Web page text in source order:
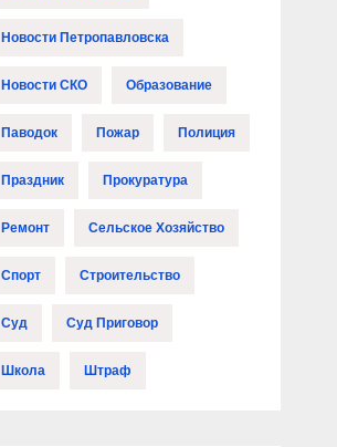
Новости Петропавловска
Новости СКО Образование
Паводок Пожар Полиция
Праздник Прокуратура
Ремонт Сельское Хозяйство
Спорт Строительство
Суд Суд Приговор
Школа Штраф